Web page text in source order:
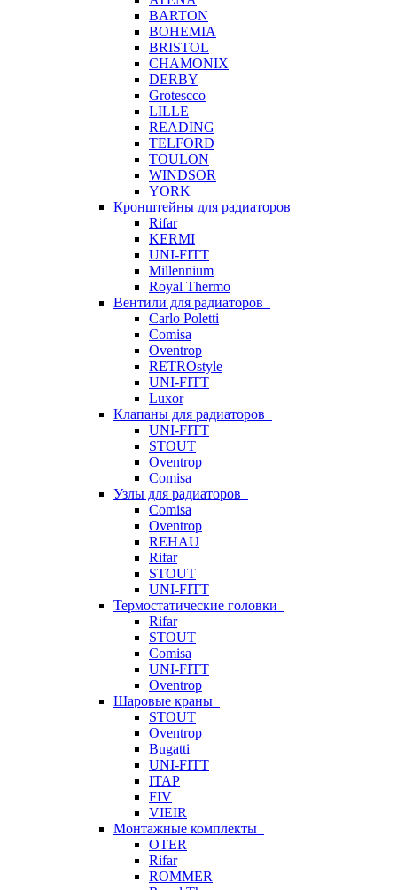
BARTON
BOHEMIA
BRISTOL
CHAMONIX
DERBY
Grotescco
LILLE
READING
TELFORD
TOULON
WINDSOR
YORK
Кронштейны для радиаторов
Rifar
KERMI
UNI-FITT
Millennium
Royal Thermo
Вентили для радиаторов
Carlo Poletti
Comisa
Oventrop
RETROstyle
UNI-FITT
Luxor
Клапаны для радиаторов
UNI-FITT
STOUT
Oventrop
Comisa
Узлы для радиаторов
Comisa
Oventrop
REHAU
Rifar
STOUT
UNI-FITT
Термостатические головки
Rifar
STOUT
Comisa
UNI-FITT
Oventrop
Шаровые краны
STOUT
Oventrop
Bugatti
UNI-FITT
ITAP
FIV
VIEIR
Монтажные комплекты
OTER
Rifar
ROMMER